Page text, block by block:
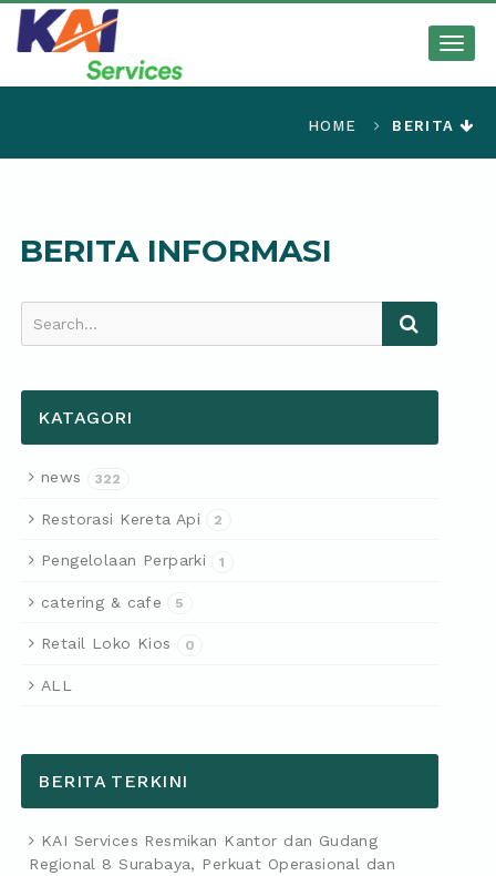
HOME BERITA
BERITA INFORMASI
Search...
KATAGORI
news 322
Restorasi Kereta Api 2
Pengelolaan Perparki 1
catering & cafe 5
Retail Loko Kios 0
ALL
BERITA TERKINI
KAI Services Resmikan Kantor dan Gudang
Regional 8 Surabaya, Perkuat Operasional dan